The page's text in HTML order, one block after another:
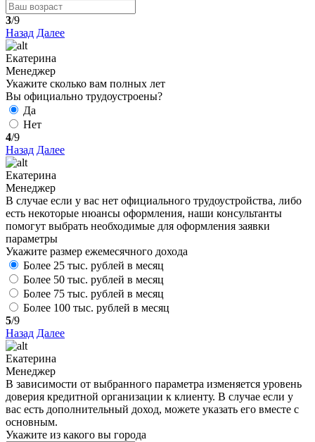
3/9
Назад Далее
Екатерина
Менеджер
Укажите сколько вам полных лет
Вы официально трудоустроены?
Да
Нет
4/9
Назад Далее
Екатерина
Менеджер
В случае если у вас нет официального трудоустройства, либо
есть некоторые нюансы оформления, наши консультанты
помогут выбрать необходимые для оформления заявки
параметры
Укажите размер ежемесячного дохода
Более 25 тыс. рублей в месяц
Более 50 тыс. рублей в месяц
Более 75 тыс. рублей в месяц
Более 100 тыс. рублей в месяц
5/9
Назад Далее
Екатерина
Менеджер
В зависимости от выбранного параметра изменяется уровень
доверия кредитной организации к клиенту. В случае если у
вас есть дополнительный доход, можете указать его вместе с
основным.
Укажите из какого вы города